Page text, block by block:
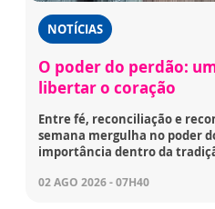
NOTÍCIAS
O poder do perdão:
libertar o coração
Entre fé, reconciliação e
semana mergulha no poder
importância dentro da
02 AGO 2026 - 07H40